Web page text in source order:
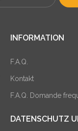
INFORMATION
F.A.Q.
Kontakt
F.A.Q. Domande
DATENSCHUTZ